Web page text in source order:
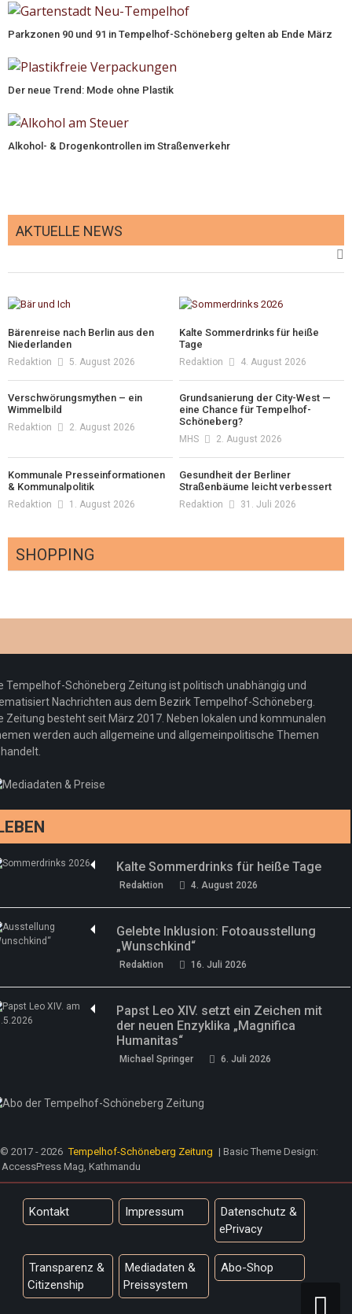
Parkzonen 90 und 91 in Tempelhof-Schöneberg gelten ab Ende März
Der neue Trend: Mode ohne Plastik
Alkohol- & Drogenkontrollen im Straßenverkehr
AKTUELLE NEWS
Bärenreise nach Berlin aus den
Niederlanden
Redaktion 5. August 2026
Kalte Sommerdrinks für heiße
Tage
Redaktion 4. August 2026
Verschwörungsmythen – ein
Wimmelbild
Redaktion 2. August 2026
Grundsanierung der City-West —
eine Chance für Tempelhof-
Schöneberg?
MHS 2. August 2026
Kommunale Presseinformationen
& Kommunalpolitik
Redaktion 1. August 2026
Gesundheit der Berliner
Straßenbäume leicht verbessert
Redaktion 31. Juli 2026
SHOPPING
Redaktion 23. Juli 2026
Pepe Jeans London mit Summer Sale und
neuer Kollektion
Redaktion 19. Juli 2026
Woher kommt der Honig? – Neue EU-
Regeln gelten 14. Juni
drei neue Specials zur Fußball-WM
Tempelhof-Schöneberg Zeitung ist politisch unabhängig und
Nachrichten aus dem Bezirk Tempelhof-Schöneberg.
Zeitung besteht seit März 2017. Neben lokalen und kommunalen
werden auch allgemeine und allgemeinpolitische Themen
Kalte Sommerdrinks für heiße Tage
Redaktion 4. August 2026
Gelebte Inklusion: Fotoausstellung
„Wunschkind“
Redaktion 16. Juli 2026
Papst Leo XIV. setzt ein Zeichen mit
der neuen Enzyklika „Magnifica
Humanitas“
Michael Springer 6. Juli 2026
© 2017 - 2026 Tempelhof-Schöneberg Zeitung | Basic Theme Design:
AccessPress Mag, Kathmandu
Kontakt Impressum
Datenschutz &
ePrivacy
Transparenz &
Citizenship
Mediadaten &
Preissystem
Abo-Shop